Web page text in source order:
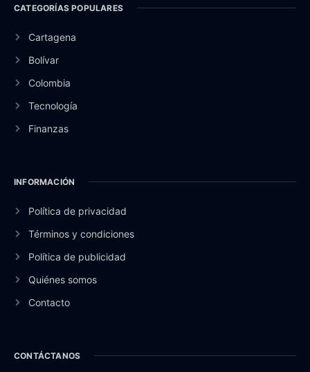
CATEGORÍAS POPULARES
Cartagena
Bolívar
Colombia
Tecnología
Finanzas
INFORMACIÓN
Política de privacidad
Términos y condiciones
Política de publicidad
Quiénes somos
Contacto
CONTÁCTANOS